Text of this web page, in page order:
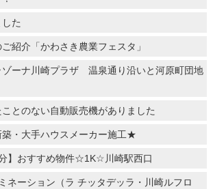
た
紹介「かわさき農業フェスタ」
ゾーナ川崎プラザ 温泉通り沿いと河原町団地
とのない自動販売機がありました
築・大手ハウスメーカー施工★
分】おすすめ物件☆1K☆川崎駅西口
ネーション（ラ チッタデッラ・川崎ルフロ